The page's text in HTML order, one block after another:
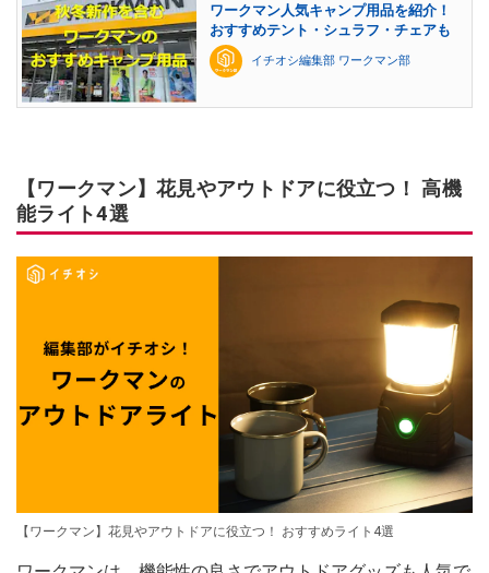
ワークマン人気キャンプ用品を紹介！
おすすめテント・シュラフ・チェアも
イチオシ編集部 ワークマン部
【ワークマン】花見やアウトドアに役立つ！ 高機
能ライト4選
【ワークマン】花見やアウトドアに役立つ！ おすすめライト4選